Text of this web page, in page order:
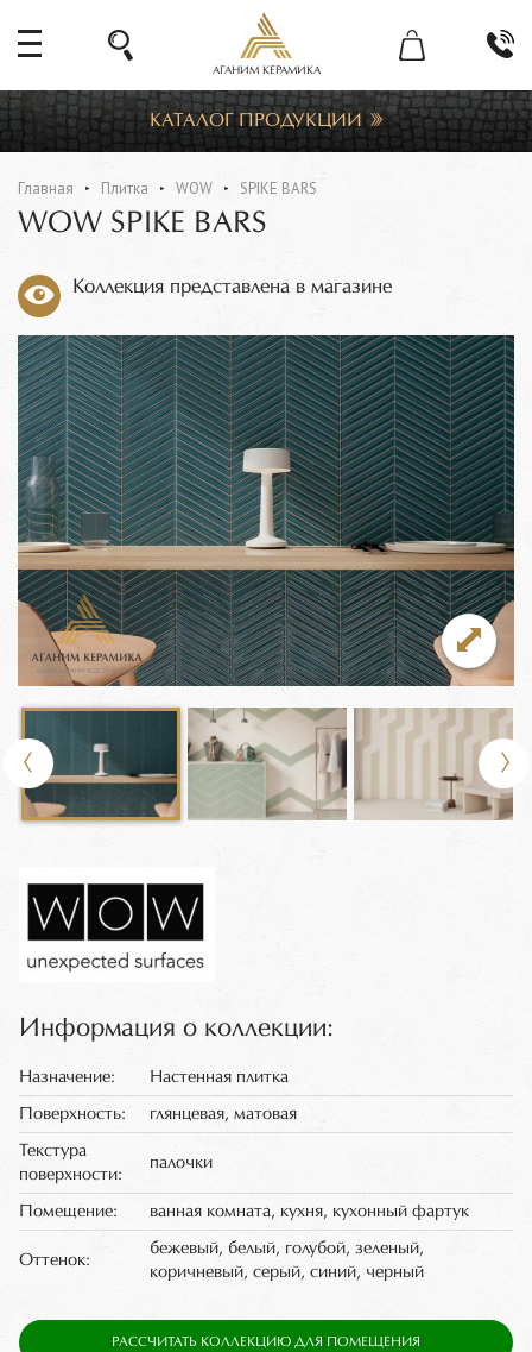
АГАНИМ КЕРАМИКА
КАТАЛОГ ПРОДУКЦИИ
Главная Плитка WOW SPIKE BARS
WOW SPIKE BARS
Коллекция представлена в магазине
Информация о коллекции:
Назначение: Настенная плитка
Поверхность: глянцевая, матовая
Текстура
поверхности:
палочки
Помещение: ванная комната, кухня, кухонный фартук
Оттенок:
бежевый, белый, голубой, зеленый,
коричневый, серый, синий, черный
РАССЧИТАТЬ КОЛЛЕКЦИЮ ДЛЯ ПОМЕЩЕНИЯ